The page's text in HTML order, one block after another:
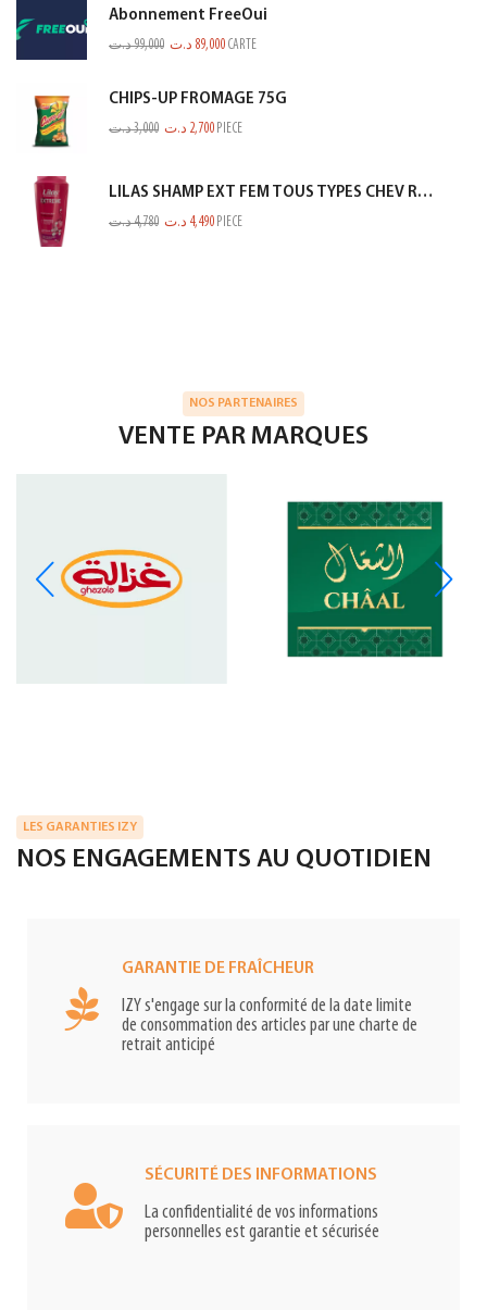
Abonnement FreeOui
99,000د.ت 89,000 د.ت CARTE
CHIPS-UP FROMAGE 75G
3,000د.ت 2,700 د.ت PIECE
LILAS SHAMP EXT FEM TOUS TYPES CHEV ROSE 350ML
4,780د.ت 4,490 د.ت PIECE
NOS PARTENAIRES
VENTE PAR MARQUES
LES GARANTIES IZY
NOS ENGAGEMENTS AU QUOTIDIEN
GARANTIE DE FRAÎCHEUR
IZY s'engage sur la conformité de la date limite
de consommation des articles par une charte de
retrait anticipé
SÉCURITÉ DES INFORMATIONS
La confidentialité de vos informations
personnelles est garantie et sécurisée